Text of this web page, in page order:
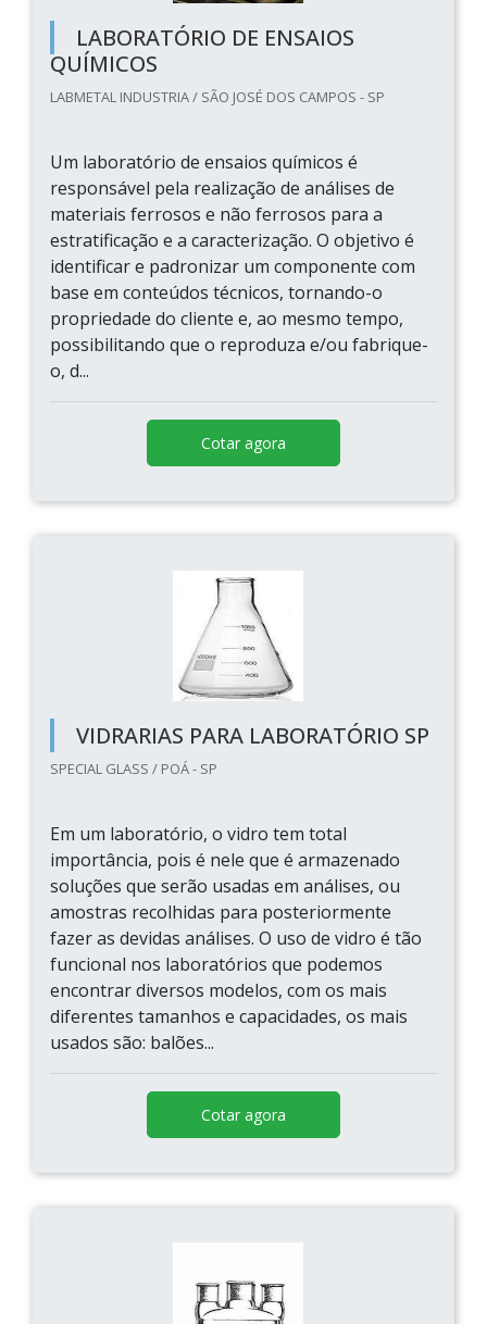
LABORATÓRIO DE ENSAIOS
QUÍMICOS
LABMETAL INDUSTRIA / SÃO JOSÉ DOS CAMPOS - SP
Um laboratório de ensaios químicos é
responsável pela realização de análises de
materiais ferrosos e não ferrosos para a
estratificação e a caracterização. O objetivo é
identificar e padronizar um componente com
base em conteúdos técnicos, tornando-o
propriedade do cliente e, ao mesmo tempo,
possibilitando que o reproduza e/ou fabrique-
o, d...
Cotar agora
VIDRARIAS PARA LABORATÓRIO SP
SPECIAL GLASS / POÁ - SP
Em um laboratório, o vidro tem total
importância, pois é nele que é armazenado
soluções que serão usadas em análises, ou
amostras recolhidas para posteriormente
fazer as devidas análises. O uso de vidro é tão
funcional nos laboratórios que podemos
encontrar diversos modelos, com os mais
diferentes tamanhos e capacidades, os mais
usados são: balões...
Cotar agora